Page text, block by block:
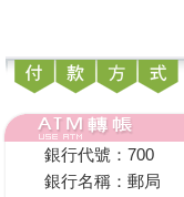
銀行代號： 700
銀行名稱： 郵局